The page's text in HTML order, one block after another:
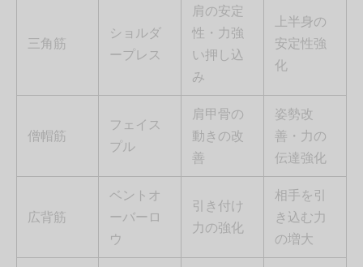
三角筋
ショルダ
ープレス
肩の安定
性・力強
い押し込
み
上半身の
安定性強
化
僧帽筋
フェイス
プル
肩甲骨の
動きの改
善
姿勢改
善・力の
伝達強化
広背筋
ベントオ
ーバーロ
ウ
引き付け
力の強化
相手を引
き込む力
の増大